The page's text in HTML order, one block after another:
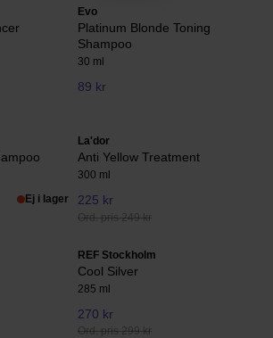
Evo
Platinum Blonde Toning
Shampoo
30 ml
89 kr
Ej i lager
La'dor
Anti Yellow Treatment
300 ml
225 kr
Ord. pris 249 kr
REF Stockholm
Cool Silver
285 ml
270 kr
Ord. pris 299 kr